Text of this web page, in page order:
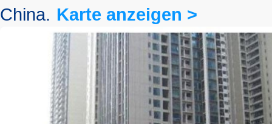
China. Karte anzeigen >